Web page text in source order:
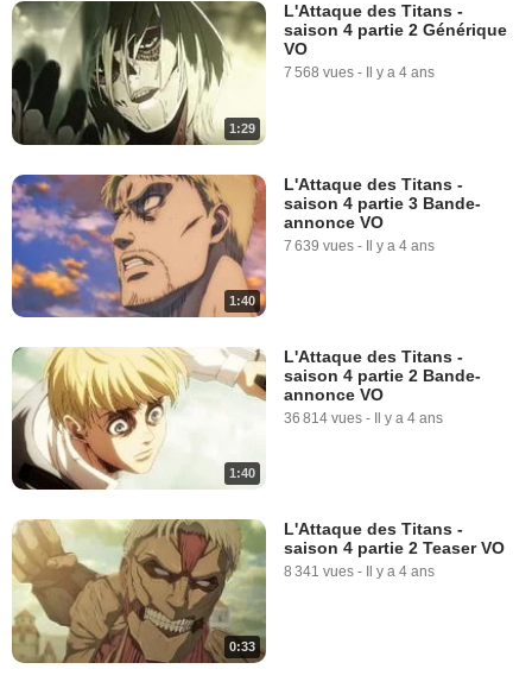
1:29
L'Attaque des Titans -
saison 4 partie 2 Générique
VO
7 568 vues - Il y a 4 ans
1:40
L'Attaque des Titans -
saison 4 partie 3 Bande-
annonce VO
7 639 vues - Il y a 4 ans
1:40
L'Attaque des Titans -
saison 4 partie 2 Bande-
annonce VO
36 814 vues - Il y a 4 ans
0:33
L'Attaque des Titans -
saison 4 partie 2 Teaser VO
8 341 vues - Il y a 4 ans